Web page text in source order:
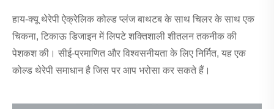
हाय-क्यू थेरेपी ऐक्रेलिक कोल्ड प्लंज बाथटब के साथ चिलर के साथ एक
चिकना, टिकाऊ डिजाइन में लिपटे शक्तिशाली शीतलन तकनीक की
पेशकश की। सीई-प्रमाणित और विश्वसनीयता के लिए निर्मित, यह एक
कोल्ड थेरेपी समाधान है जिस पर आप भरोसा कर सकते हैं।